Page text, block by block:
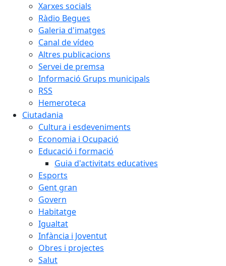
Xarxes socials
Ràdio Begues
Galeria d'imatges
Canal de vídeo
Altres publicacions
Servei de premsa
Informació Grups municipals
RSS
Hemeroteca
Ciutadania
Cultura i esdeveniments
Economia i Ocupació
Educació i formació
Guia d'activitats educatives
Esports
Gent gran
Govern
Habitatge
Igualtat
Infància i Joventut
Obres i projectes
Salut